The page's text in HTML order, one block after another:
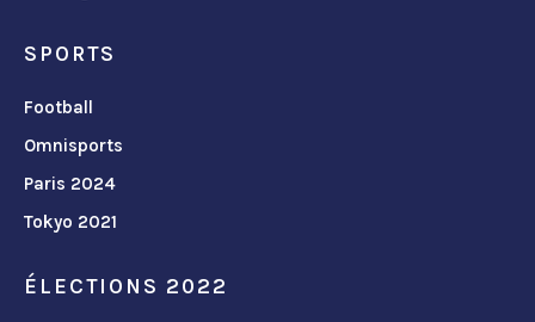
SPORTS
Football
Omnisports
Paris 2024
Tokyo 2021
ÉLECTIONS 2022